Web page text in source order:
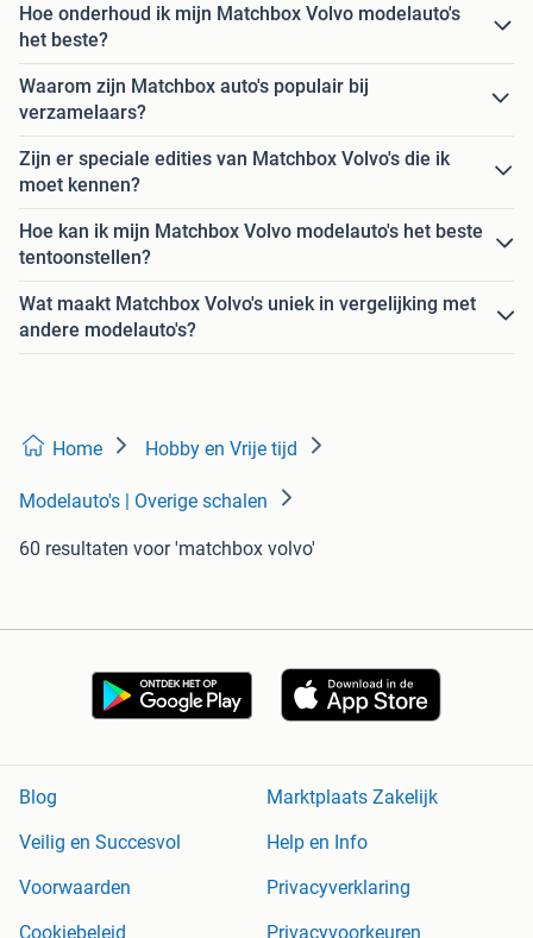
Hoe onderhoud ik mijn Matchbox Volvo modelauto's
het beste?
Waarom zijn Matchbox auto's populair bij
verzamelaars?
Zijn er speciale edities van Matchbox Volvo's die ik
moet kennen?
Hoe kan ik mijn Matchbox Volvo modelauto's het beste
tentoonstellen?
Wat maakt Matchbox Volvo's uniek in vergelijking met
andere modelauto's?
Home Hobby en Vrije tijd
Modelauto's | Overige schalen
60 resultaten voor 'matchbox volvo'
Blog
Marktplaats Zakelijk
Veilig en Succesvol
Help en Info
Voorwaarden
Privacyverklaring
Cookiebeleid
Privacyvoorkeuren